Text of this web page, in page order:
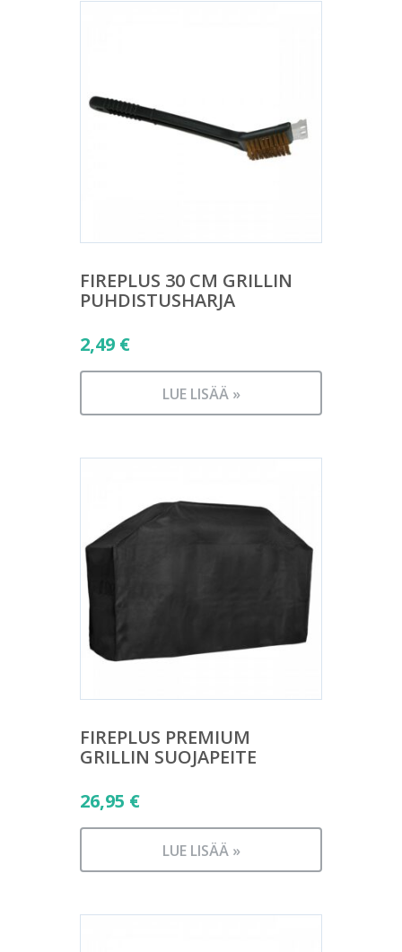
FIREPLUS 30 CM GRILLIN
PUHDISTUSHARJA
2,49 €
LUE LISÄÄ »
FIREPLUS PREMIUM
GRILLIN SUOJAPEITE
26,95 €
LUE LISÄÄ »